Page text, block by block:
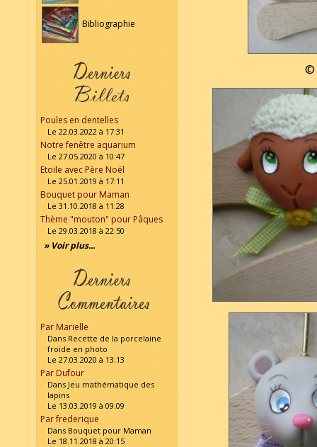
Bibliographie
Poules en dentelles
Le 22.03.2022 à 17:31
Notre fenêtre aquarium
Le 27.05.2020 à 10:47
Etoile avec Père Noël
Le 25.01.2019 à 17:11
Bouquet pour Maman
Le 31.10.2018 à 11:28
Thème "mouton" pour Pâques
Le 29.03.2018 à 22:50
» Voir plus...
Par Marielle
Dans Recette de la porcelaine
froide en photo
Le 27.03.2020 à 13:13
Par Dufour
Dans Jeu mathématique des
lapins
Le 13.03.2019 à 09:09
Par frederique
Dans Bouquet pour Maman
Le 18.11.2018 à 20:15
©